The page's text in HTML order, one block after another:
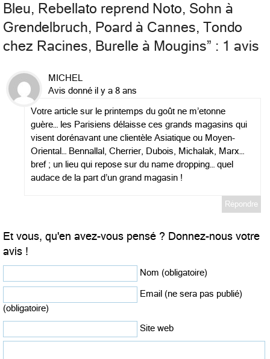
Bleu, Rebellato reprend Noto, Sohn à
Grendelbruch, Poard à Cannes, Tondo
chez Racines, Burelle à Mougins” : 1 avis
MICHEL
Avis donné il y a 8 ans
Votre article sur le printemps du goût ne m’etonne
guère… les Parisiens délaisse ces grands magasins qui
visent dorénavant une clientèle Asiatique ou Moyen-
Oriental… Bennallal, Cherrier, Dubois, Michalak, Marx…
bref ; un lieu qui repose sur du name dropping… quel
audace de la part d’un grand magasin !
Répondre
Et vous, qu'en avez-vous pensé ? Donnez-nous votre
avis !
Nom (obligatoire)
Email (ne sera pas publié)
(obligatoire)
Site web